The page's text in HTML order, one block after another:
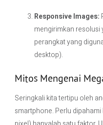
Responsive Images:
mengirimkan resolusi
perangkat yang
desktop).
Mitos Mengenai
Seringkali kita tertipu oleh
smartphone. Perlu